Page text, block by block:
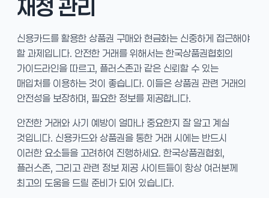
재정 관리
신용카드를 활용한 상품권 구매와 현금화는 신중하게 접근해야
할 과제입니다. 안전한 거래를 위해서는 한국상품권협회의
가이드라인을 따르고, 플러스존과 같은 신뢰할 수 있는
매입처를 이용하는 것이 좋습니다. 이들은 상품권 관련 거래의
안전성을 보장하며, 필요한 정보를 제공합니다.
안전한 거래와 사기 예방이 얼마나 중요한지 잘 알고 계실
것입니다. 신용카드와 상품권을 통한 거래 시에는 반드시
이러한 요소들을 고려하여 진행하세요. 한국상품권협회,
플러스존, 그리고 관련 정보 제공 사이트들이 항상 여러분께
최고의 도움을 드릴 준비가 되어 있습니다.